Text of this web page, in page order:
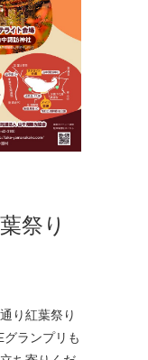
祭り
り紅葉祭り
ランプリも